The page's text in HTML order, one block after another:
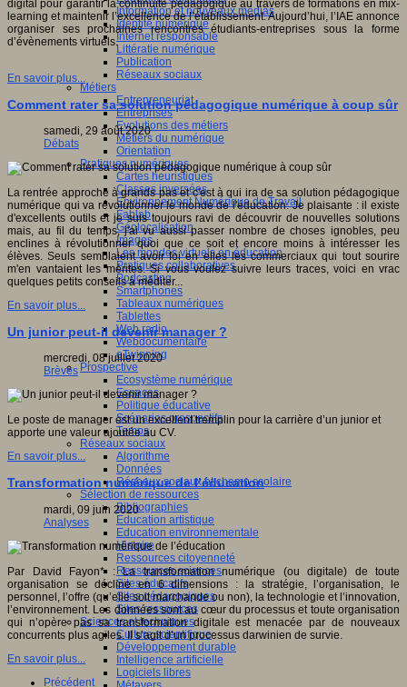
Information et nouveaux médias
Identité numérique
Internet responsable
Littératie numérique
Publication
Réseaux sociaux
Métiers
Entrepreneuriat
Entreprises
Evolutions des métiers
Métiers du numérique
Orientation
Pratiques numériques
Cartes heuristiques
Classes inversées
Environnement Numérique de Travail
Fablab
Géolocalisation
Images
Les mondes virtuels en éducation
Pratiques collaboratives
Podcasting
Smartphones
Tableaux numériques
Tablettes
Web radio
Webdocumentaire
eTwinning
Prospective
Ecosystème numérique
Espaces
Politique éducative
Scénarios prospectifs
Temps
Réseaux sociaux
Algorithme
Données
Réseaux sociaux et champ scolaire
Sélection de ressources
Bibliographies
Education artistique
Education environnementale
Histoire
Ressources citoyenneté
Ressources sciences
Sites éducatifs
Sites pédagogiques
Sites ressources
Sciences et techniques
Culture scientifique
Développement durable
Intelligence artificielle
Logiciels libres
digital pour garantir la continuité pédagogique au travers de formations en mix-
learning et maintenir l’excellence de l’établissement. Aujourd’hui, l’IAE annonce
organiser ses prochaines rencontres étudiants-entreprises sous la forme
d’évènements virtuels.
En savoir plus...
Comment rater sa solution pédagogique numérique à coup sûr
samedi, 29 août 2020
Débats
La rentrée approche à grands pas et c'est à qui ira de sa solution pédagogique
numérique qui va révolutionner le monde de l'éducation. Je plaisante : il existe
d'excellents outils et je suis toujours ravi de découvrir de nouvelles solutions
mais, au fil du temps, j'ai vu aussi passer nombre de choses ignobles, peu
enclines à révolutionner quoi que ce soit et encore moins à intéresser les
élèves. Seuls semblaient avoir foi en elles les commerciaux qui tout sourire
m'en vantaient les mérites. Si vous voulez suivre leurs traces, voici en vrac
quelques petits conseils à méditer...
En savoir plus...
Un junior peut-il devenir manager ?
mercredi, 08 juillet 2020
Brèves
Le poste de manager est un excellent tremplin pour la carrière d’un junior et
apporte une valeur ajoutée au CV.
En savoir plus...
Transformation numérique de l’éducation
mardi, 09 juin 2020
Analyses
Par David Fayon* : La transformation numérique (ou digitale) de toute
organisation se décline en 6 dimensions : la stratégie, l’organisation, le
personnel, l’offre (qu’elle soit marchande ou non), la technologie et l’innovation,
l’environnement. Les données sont au cœur du processus et toute organisation
qui n’opère pas sa transformation digitale est menacée par de nouveaux
concurrents plus agiles. Il s’agit d’un processus darwinien de survie.
En savoir plus...
Précédent